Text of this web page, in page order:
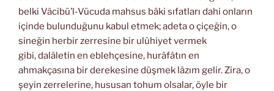
belki Vâcibü’l-Vücuda mahsus bâki sıfatları dahi onların
içinde bulunduğunu kabul etmek; adeta o çiçeğin, o
sineğin herbir zerresine bir ulûhiyet vermek
gibi, dalâletin en eblehçesine, hurâfâtın en
ahmakçasına bir derekesine düşmek lâzım gelir. Zira, o
şeyin zerrelerine, hususan tohum olsalar, öyle bir